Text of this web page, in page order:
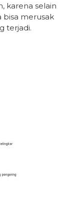
karena selain
bisa merusak
terjadi.